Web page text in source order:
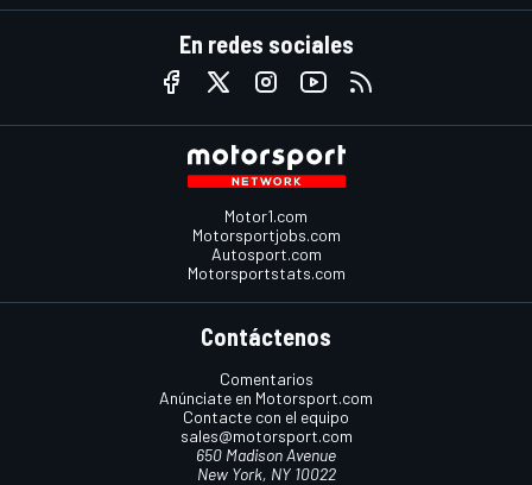
En redes sociales
Motor1.com
Motorsportjobs.com
Autosport.com
Motorsportstats.com
Contáctenos
Comentarios
Anúnciate en Motorsport.com
Contacte con el equipo
sales@motorsport.com
650 Madison Avenue
New York, NY 10022